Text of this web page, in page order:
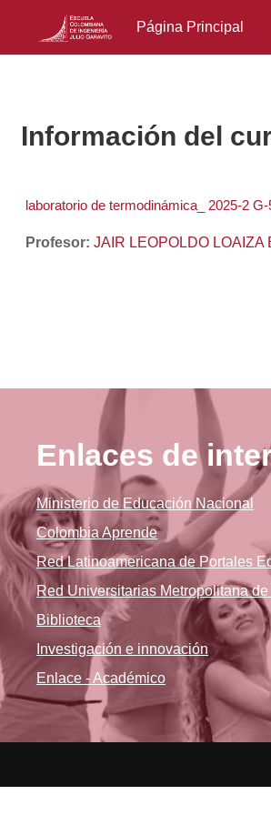
Página Principal
Información del
laboratorio de termodinámica_ 2025-2 G-
Profesor: JAIR LEOPOLDO LOAIZA
Enlaces de
Ministerio de Educación Nacional
Colombia Aprende
Red Latinoamericana de Portales
Red Universitarias Metropolitana
Biblioteca
Investigación e innovación
Enlace - Académico